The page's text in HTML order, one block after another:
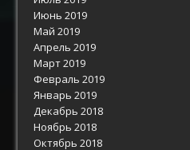
Июнь 2019
Май 2019
Апрель 2019
Март 2019
Февраль 2019
Январь 2019
Декабрь 2018
Ноябрь 2018
Октябрь 2018